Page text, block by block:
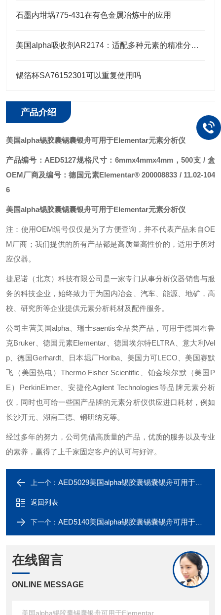
石墨内坩埚775-431在有色金属冶炼中的应用
美国alpha吸收剂AR2174：适配多种元素的精准分析需求
锡箔杯SA76152301可以重复使用吗
产品介绍
美国alpha锡胶囊锡囊银舟可用于Elementar元素分析仪
产品编号：AED5127规格尺寸：6mmx4mmx4mm，500支 / 盒
OEM厂商及编号：德国元素Elementar® 200008833 / 11.02-104
6
美国alpha锡胶囊锡囊银舟可用于Elementar元素分析仪
注：使用OEM编号仅仅是为了方便查询，并不代表产品来自OE
M厂商；我们提供的所有产品都是高质量高性价的，适用于所对
应仪器。
捷尼诺（北京）科技有限公司是一家专门从事分析仪器销售与服
务的科技企业，始终致力于为国内冶金、汽车、能源、地矿，高
校、研究所等企业提供元素分析耗材及配件服务。
公司主营美国alpha、瑞士saentis全品类产品，可用于德国布鲁
克Bruker、德国元素Elementar、德国埃尔特ELTRA、意大利Vel
p、德国Gerhardt、日本堀厂Horiba、美国力可LECO、美国赛默
飞（美国热电）Thermo Fisher Scientific、铂金埃尔默（美国P
E）PerkinElmer、安捷伦Agilent Technologies等品牌元素分析
仪，同时也可给一些国产品牌的元素分析仪供应进口耗材，例如
长沙开元、湖南三德、钢研纳克等。
经过多年的努力，公司凭借高质量的产品，优质的服务以及专业
的素养，赢得了上千家固定客户的认可与好评。
上一个： AED5029美国alpha锡胶囊锡囊锡舟可用于Elementar
返回列表
下一个： AED5140美国alpha锡胶囊锡囊锡舟可用于Elementar
在线留言
ONLINE MESSAGE